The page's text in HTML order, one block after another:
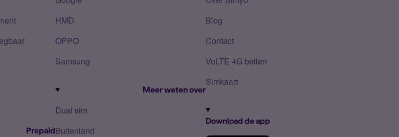
Prepaid
HMD
OPPO
Samsung
Meer weten over
Dual sim
Buitenland
Blog
Contact
VoLTE 4G bellen
Simkaart
Download de app